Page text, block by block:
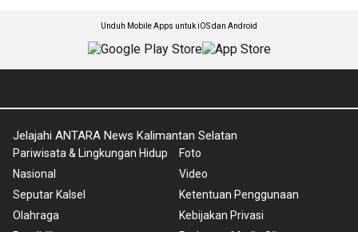
Unduh Mobile Apps untuk iOS dan Android
Jelajahi ANTARA News Kalimantan Selatan
Pariwisata & Lingkungan Hidup
Nasional
Seputar Kalsel
Olahraga
Foto
Video
Ketentuan Penggunaan
Kebijakan Privasi